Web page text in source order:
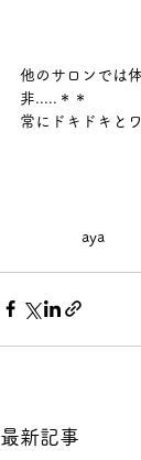
他のサロンでは
非.....＊＊
常にドキドキと
aya
最新記事